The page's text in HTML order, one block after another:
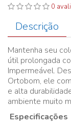
0
Descrição
Mantenha seu
útil prolongada
Impermeável.
Ortobom, ele
e alta
ambiente muito
Especificações